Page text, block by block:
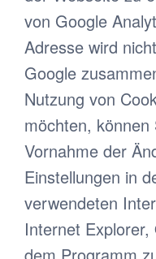
von Google
Adresse wird
Google
Nutzung von
möchten,
Vornahme der
Einstellungen in
verwendeten
Internet